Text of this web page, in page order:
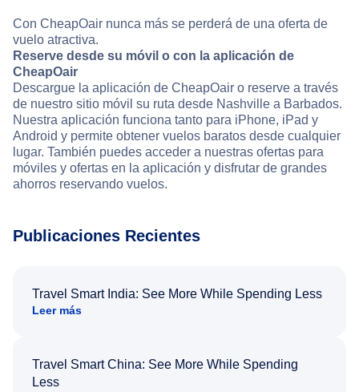
Con CheapOair nunca más se perderá de una oferta de
vuelo atractiva.
Reserve desde su móvil o con la aplicación de
CheapOair
Descargue la aplicación de CheapOair o reserve a través
de nuestro sitio móvil su ruta desde Nashville a Barbados.
Nuestra aplicación funciona tanto para iPhone, iPad y
Android y permite obtener vuelos baratos desde cualquier
lugar. También puedes acceder a nuestras ofertas para
móviles y ofertas en la aplicación y disfrutar de grandes
ahorros reservando vuelos.
Publicaciones Recientes
Travel Smart India: See More While Spending Less
Leer más
Travel Smart China: See More While Spending
Less